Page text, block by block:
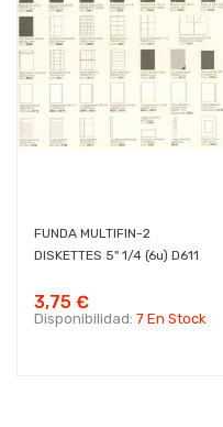
FUNDA MULTIFIN-2
DISKETTES 5" 1/4 (6u) D611
3,75 €
Disponibilidad: 7 En Stock